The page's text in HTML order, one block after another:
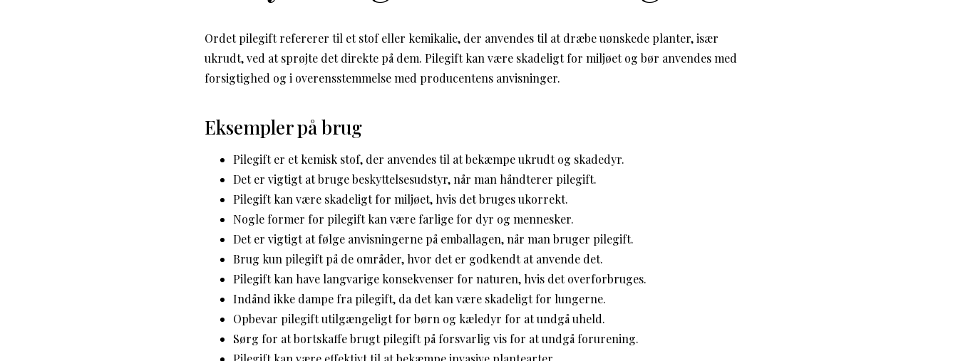
Ordet pilegift refererer til et stof eller kemikalie, der anvendes til at dræbe uønskede planter, især
ukrudt, ved at sprøjte det direkte på dem. Pilegift kan være skadeligt for miljøet og bør anvendes med
forsigtighed og i overensstemmelse med producentens anvisninger.
Eksempler på brug
Pilegift er et kemisk stof, der anvendes til at bekæmpe ukrudt og skadedyr.
Det er vigtigt at bruge beskyttelsesudstyr, når man håndterer pilegift.
Pilegift kan være skadeligt for miljøet, hvis det bruges ukorrekt.
Nogle former for pilegift kan være farlige for dyr og mennesker.
Det er vigtigt at følge anvisningerne på emballagen, når man bruger pilegift.
Brug kun pilegift på de områder, hvor det er godkendt at anvende det.
Pilegift kan have langvarige konsekvenser for naturen, hvis det overforbruges.
Indånd ikke dampe fra pilegift, da det kan være skadeligt for lungerne.
Opbevar pilegift utilgængeligt for børn og kæledyr for at undgå uheld.
Sørg for at bortskaffe brugt pilegift på forsvarlig vis for at undgå forurening.